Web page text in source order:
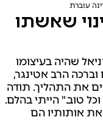
עוברת
שאשתו
שהיה בעיצומו
וברכה הרב אטינגר,
את התהליך. תודה
טוב." הייתי בהלם.
אותותיו הם